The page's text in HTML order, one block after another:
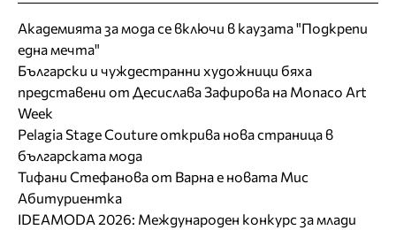
Академията за мода се включи в каузата "Подкрепи
една мечта"
Български и чуждестранни художници бяха
представени от Десислава Зафирова на Monaco Art
Week
Pelagia Stage Couture открива нова страница в
българската мода
Тифани Стефанова от Варна е новата Мис
Абитуриентка
IDEAMODA 2026: Международен конкурс за млади